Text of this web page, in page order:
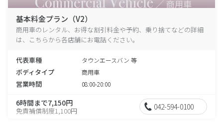
基本料金プラン（V2）
商用車のレンタル、お得な割引料金や予約、乗り捨てなどの詳細
は、こちらから各店舗にお電話ください。
代表車種 タウンエースバン 等
ボディタイプ 商用車
営業時間 08:00-20:00
6時間まで7,150円
免責補償制度1,100円 042-594-0100